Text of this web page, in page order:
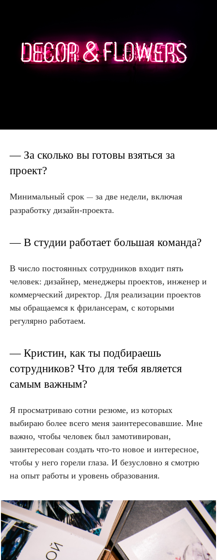
— За сколько вы готовы взяться за
проект?
Минимальный срок — за две недели, включая
разработку дизайн-проекта.
— В студии работает большая команда?
В число постоянных сотрудников входит пять
человек: дизайнер, менеджеры проектов, инженер и
коммерческий директор. Для реализации проектов
мы обращаемся к фрилансерам, с которыми
регулярно работаем.
— Кристин, как ты подбираешь
сотрудников? Что для тебя является
самым важным?
Я просматриваю сотни резюме, из которых
выбираю более всего меня заинтересовавшие. Мне
важно, чтобы человек был замотивирован,
заинтересован создать что-то новое и интересное,
чтобы у него горели глаза. И безусловно я смотрю
на опыт работы и уровень образования.